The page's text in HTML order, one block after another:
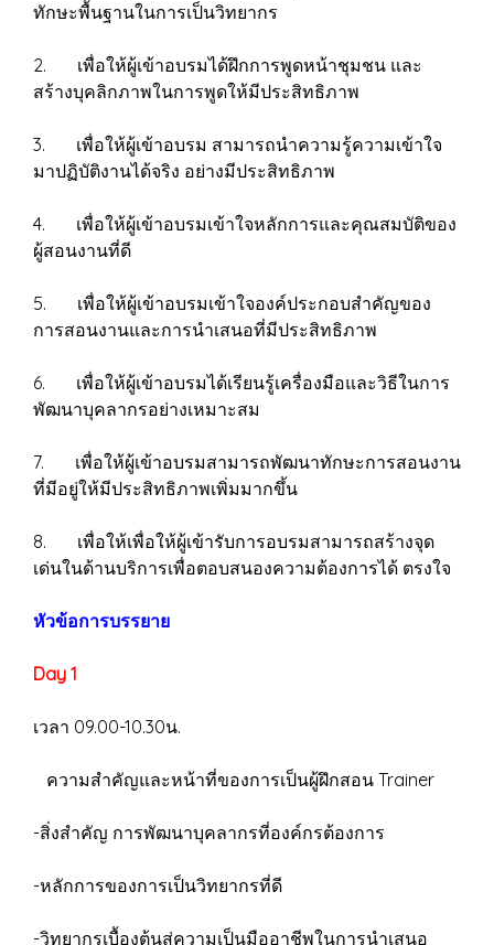
ทักษะพื้นฐานในการเป็นวิทยากร
2. เพื่อให้ผู้เข้าอบรมได้ฝึกการพูดหน้าชุมชน และ
สร้างบุคลิกภาพในการพูดให้มีประสิทธิภาพ
3. เพื่อให้ผู้เข้าอบรม สามารถนำความรู้ความเข้าใจ
มาปฏิบัติงานได้จริง อย่างมีประสิทธิภาพ
4. เพื่อให้ผู้เข้าอบรมเข้าใจหลักการและคุณสมบัติของ
ผู้สอนงานที่ดี
5. เพื่อให้ผู้เข้าอบรมเข้าใจองค์ประกอบสำคัญของ
การสอนงานและการนำเสนอที่มีประสิทธิภาพ
6. เพื่อให้ผู้เข้าอบรมได้เรียนรู้เครื่องมือและวิธีในการ
พัฒนาบุคลากรอย่างเหมาะสม
7. เพื่อให้ผู้เข้าอบรมสามารถพัฒนาทักษะการสอนงาน
ที่มีอยู่ให้มีประสิทธิภาพเพิ่มมากขึ้น
8. เพื่อให้เพื่อให้ผู้เข้ารับการอบรมสามารถสร้างจุด
เด่นในด้านบริการเพื่อตอบสนองความต้องการได้ ตรงใจ
หัวข้อการบรรยาย
Day 1
เวลา 09.00-10.30น.
ความสำคัญและหน้าที่ของการเป็นผู้ฝึกสอน Trainer
-สิ่งสำคัญ การพัฒนาบุคลากรที่องค์กรต้องการ
-หลักการของการเป็นวิทยากรที่ดี
-วิทยากรเบื้องต้นสู่ความเป็นมืออาชีพในการนําเสนอ